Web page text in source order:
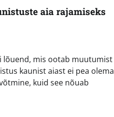
aia rajamiseks
lõuend, mis ootab muutumist
kaunist aiast ei pea olema
kuid see nõuab